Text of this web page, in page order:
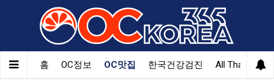
홈 OC정보 OC맛집 한국건강검진 All That Korea